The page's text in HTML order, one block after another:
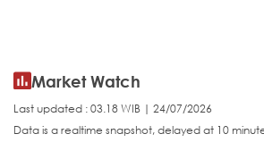
Market Watch
Last updated : 03.18 WIB | 24/07/2026
Data is a realtime snapshot, delayed at 10